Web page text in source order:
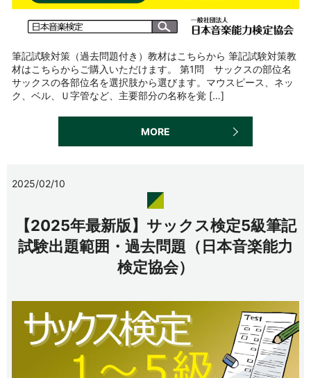
筆記試験対策（過去問題付き）教材はこちらから 筆記試験対策教
材はこちらからご購入いただけます。 第1問 サックスの部位名
サックスの各部位名を選択肢から選びます。マウスピース、ネッ
ク、ベル、Ｕ字管など、主要部分の名称を覚 […]
MORE
2025/02/10
【2025年最新版】サックス検定5級筆記
試験出題範囲・過去問題（日本音楽能力
検定協会）